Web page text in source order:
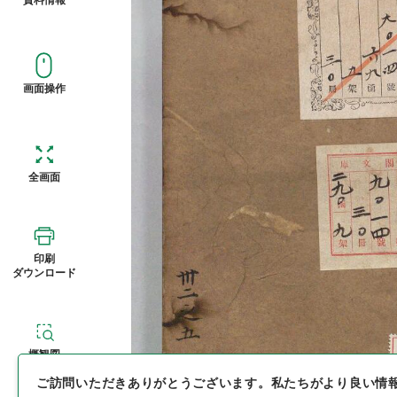
画面操作
全画面
印刷
ダウンロード
概観図
ご訪問いただきありがとうございます。 私たちがより良い情